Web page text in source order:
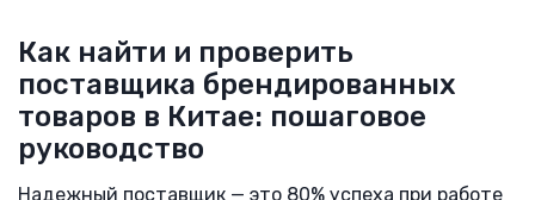
Как найти и проверить
поставщика брендированных
товаров в Китае: пошаговое
руководство
Надежный поставщик — это 80% успеха при работе